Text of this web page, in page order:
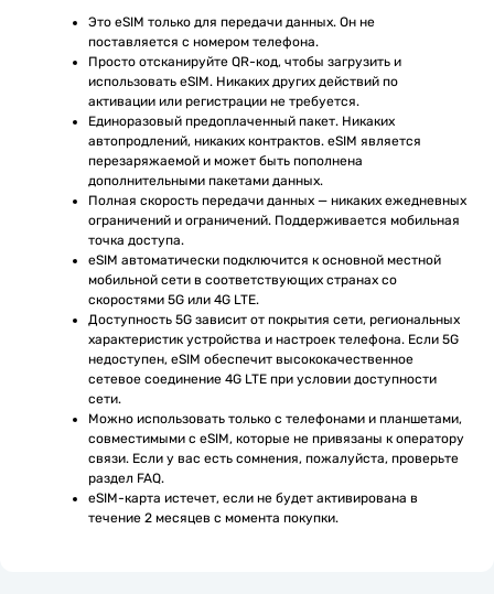
Это eSIM только для передачи данных. Он не
поставляется с номером телефона.
Просто отсканируйте QR-код, чтобы загрузить и
использовать eSIM. Никаких других действий по
активации или регистрации не требуется.
Единоразовый предоплаченный пакет. Никаких
автопродлений, никаких контрактов. eSIM является
перезаряжаемой и может быть пополнена
дополнительными пакетами данных.
Полная скорость передачи данных — никаких ежедневных
ограничений и ограничений. Поддерживается мобильная
точка доступа.
eSIM автоматически подключится к основной местной
мобильной сети в соответствующих странах со
скоростями 5G или 4G LTE.
Доступность 5G зависит от покрытия сети, региональных
характеристик устройства и настроек телефона. Если 5G
недоступен, eSIM обеспечит высококачественное
сетевое соединение 4G LTE при условии доступности
сети.
Можно использовать только с телефонами и планшетами,
совместимыми с eSIM, которые не привязаны к оператору
связи. Если у вас есть сомнения, пожалуйста, проверьте
раздел FAQ.
eSIM-карта истечет, если не будет активирована в
течение 2 месяцев с момента покупки.